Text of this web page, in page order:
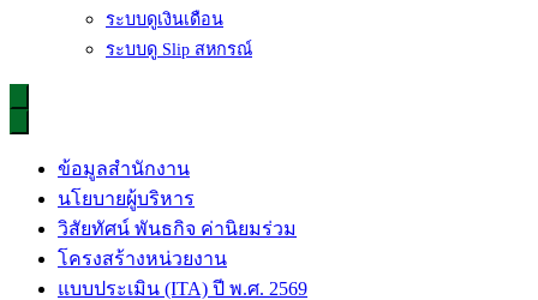
ระบบดูเงินเดือน
ระบบดู Slip สหกรณ์
ข้อมูลสำนักงาน
นโยบายผู้บริหาร
วิสัยทัศน์ พันธกิจ ค่านิยมร่วม
โครงสร้างหน่วยงาน
แบบประเมิน (ITA) ปี พ.ศ. 2569